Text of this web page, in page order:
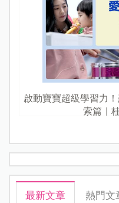
啟動寶寶超級學習力
索篇｜
最新文章 熱門文